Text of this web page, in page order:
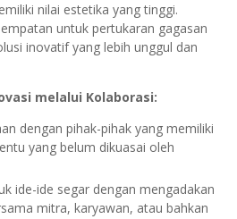
nilai estetika yang tinggi.
untuk pertukaran gagasan
inovatif yang lebih unggul dan
melalui Kolaborasi:
dengan pihak-pihak yang memiliki
yang belum dikuasai oleh
ide-ide segar dengan mengadakan
mitra, karyawan, atau bahkan